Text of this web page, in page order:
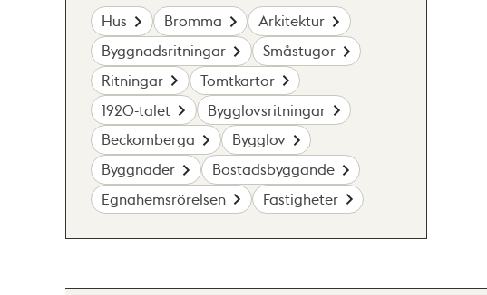
Hus Bromma
Arkitektur
Byggnadsritningar
Småstugor
Ritningar
Tomtkartor
1920-talet
Bygglovsritningar
Beckomberga
Bygglov
Byggnader
Bostadsbyggande
Egnahemsrörelsen
Fastigheter